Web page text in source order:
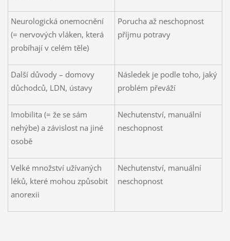
Neurologická onemocnění
(= nervových vláken, která
probíhají v celém těle)
Porucha až neschopnost
příjmu potravy
Další důvody – domovy
důchodců, LDN, ústavy
Následek je podle toho, jaký
problém převáží
Imobilita (= že se sám
nehýbe) a závislost na jiné
osobě
Nechutenství, manuální
neschopnost
Velké množství užívaných
léků, které mohou způsobit
anorexii
Nechutenství, manuální
neschopnost